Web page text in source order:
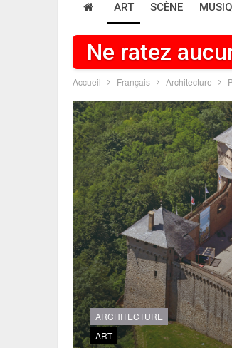
ART SCÈNE
Ne ratez
Accueil Français Architecture
ARCHITECTURE
ART